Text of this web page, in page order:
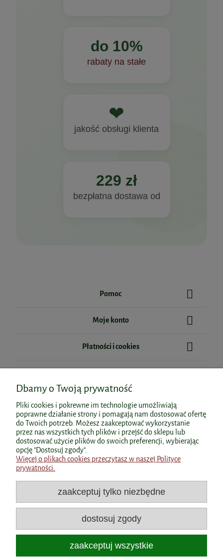
do 10%
rabaty na stałe
❤
jakość obsługi klienta
229 zł
bezpłatna dostawa od
Pomoc
Moje konto
Płatności i cookies
Polecane kategorie
Popularne kategorie
Dane kontaktowe
Wyróżnienia
Dbamy o Twoją prywatność
Pliki cookies i pokrewne im technologie umożliwiają
poprawne działanie strony i pomagają nam dostosować ofertę
do Twoich potrzeb. Możesz zaakceptować wykorzystanie
przez nas wszystkich tych plików i przejść do sklepu lub
dostosować użycie plików do swoich preferencji, wybierając
opcję "Dostosuj zgody".
Więcej o plikach cookies przeczytasz w naszej Polityce
prywatności.
zaakceptuj tylko niezbędne
dostosuj zgody
zaakceptuj wszystkie